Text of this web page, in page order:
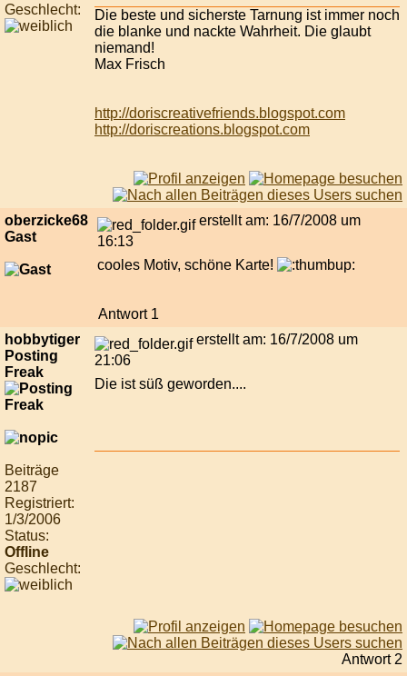
Geschlecht:
Die beste und sicherste Tarnung ist immer noch
die blanke und nackte Wahrheit. Die glaubt
niemand!
Max Frisch
http://doriscreativefriends.blogspot.com
http://doriscreations.blogspot.com
oberzicke68
Gast
erstellt am: 16/7/2008 um
16:13
cooles Motiv, schöne Karte!
Antwort 1
hobbytiger
Posting
Freak
Beiträge
2187
Registriert:
1/3/2006
Status:
Offline
Geschlecht:
erstellt am: 16/7/2008 um
21:06
Die ist süß geworden....
Antwort 2